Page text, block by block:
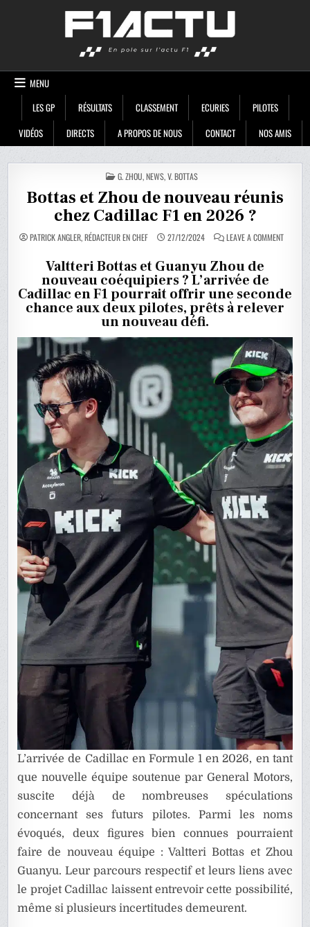
MENU
LES GP
RÉSULTATS CLASSEMENT ECURIES
PILOTES
VIDÉOS
DIRECTS A PROPOS DE NOUS CONTACT NOS AMIS
POSTED
IN
G. ZHOU,NEWS,V. BOTTAS
Bottas et Zhou de nouveau réunis
chez Cadillac F1 en 2026 ?
PATRICK ANGLER, RÉDACTEUR EN CHEF 27/12/2024 LEAVE A COMMENTON
CHEZ
F1
?
Valtteri Bottas et Guanyu Zhou de
nouveau coéquipiers ? L’arrivée de
Cadillac en F1 pourrait offrir une seconde
chance aux deux pilotes, prêts à relever
un nouveau défi.
L’arrivée de Cadillac en Formule 1 en 2026, en tant
que nouvelle équipe soutenue par General Motors,
suscite déjà de nombreuses spéculations
concernant ses futurs pilotes. Parmi les noms
évoqués, deux figures bien connues pourraient
faire de nouveau équipe : Valtteri Bottas et Zhou
Guanyu. Leur parcours respectif et leurs liens avec
le projet Cadillac laissent entrevoir cette possibilité,
même si plusieurs incertitudes demeurent.